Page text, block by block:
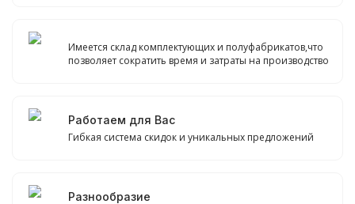
Имеется склад комплектующих и полуфабрикатов,что
позволяет сократить время и затраты на производство
Работаем для Вас
Гибкая система скидок и уникальных предложений
Разнообразие